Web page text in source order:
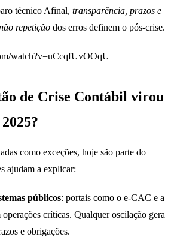
técnico Afinal, transparência, prazos e
repetição dos erros definem o pós-crise.
watch?v=uCcqfUvOOqU
de Crise Contábil virou
como exceções, hoje são parte do
ajudam a explicar:
públicos: portais como o e-CAC e a
críticas. Qualquer oscilação gera
e obrigações.